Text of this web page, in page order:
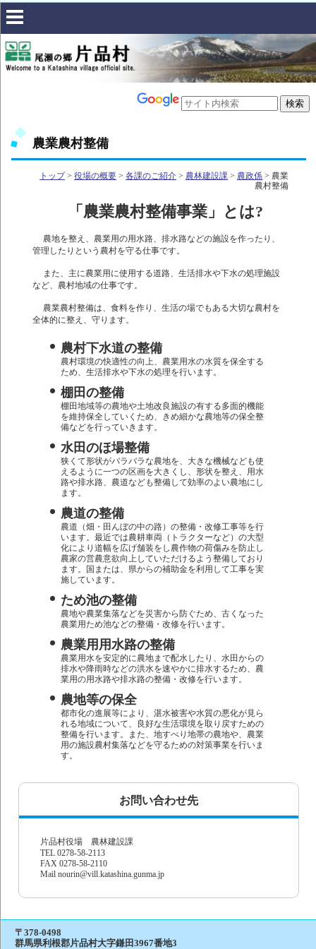
農業農村整備
トップ> 役場の概要 > 各課のご紹介 > 農林建設課 > 農政係 > 農業
農村整備
「農業農村整備事業」とは?
農地を整え、農業用の用水路、排水路などの施設を作ったり、
管理したりという農村を守る仕事です。
また、主に農業用に使用する道路、生活排水や下水の処理施設
など、農村地域の仕事です。
農業農村整備は、食料を作り、生活の場でもある大切な農村を
全体的に整え、守ります。
農村下水道の整備
農村環境の快適性の向上、農業用水の水質を保全する
ため、生活排水や下水の処理を行います。
棚田の整備
棚田地域等の農地や土地改良施設の有する多面的機能
を維持保全していくため、きめ細かな農地等の保全整
備などを行っていきます。
水田のほ場整備
狭くて形状がバラバラな農地を、大きな機械なども使
えるように一つの区画を大きくし、形状を整え、用水
路や排水路、農道なども整備して効率のよい農地にし
ます。
農道の整備
農道（畑・田んぼの中の路）の整備・改修工事等を行
います。最近では農耕車両（トラクターなど）の大型
化により道幅を広げ舗装をし農作物の荷傷みを防止し
農家の営農意欲向上していただけるよう整備しており
ます。国または、県からの補助金を利用して工事を実
施しています。
ため池の整備
農地や農業集落などを災害から防ぐため、古くなった
農業用ため池などの整備・改修を行います。
農業用用水路の整備
農業用水を安定的に農地まで配水したり、水田からの
排水や降雨時などの洪水を速やかに排水するため、農
業用の用水路や排水路の整備・改修を行います。
農地等の保全
都市化の進展等により、湛水被害や水質の悪化が見ら
れる地域について、良好な生活環境を取り戻すための
整備を行います。また、地すべり地帯の農地や、農業
用の施設農村集落などを守るための対策事業を行いま
す。
お問い合わせ先
片品村役場 農林建設課
TEL 0278-58-2113
FAX 0278-58-2110
Mail nourin@vill.katashina.gunma.jp
〒378-0498
群馬県利根郡片品村大字鎌田3967番地3